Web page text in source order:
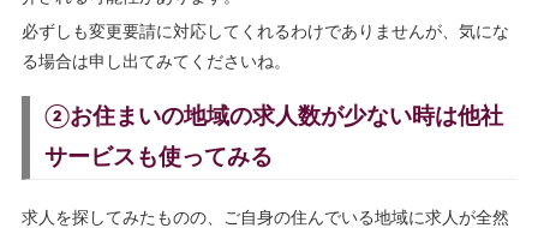
必ずしも変更要請に対応してくれるわけでありませんが、気にな
る場合は申し出てみてくださいね。
②お住まいの地域の求人数が少ない時は他社
サービスも使ってみる
求人を探してみたものの、ご自身の住んでいる地域に求人が全然